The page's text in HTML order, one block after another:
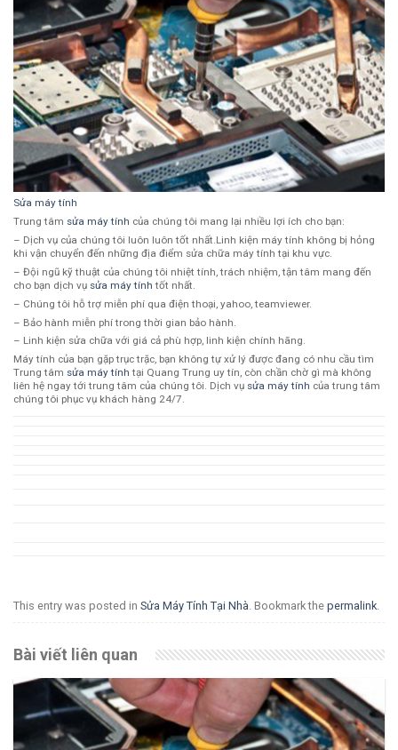
Sửa máy tính
Trung tâm sửa máy tính của chúng tôi mang lại nhiều lợi ích cho bạn:
– Dịch vụ của chúng tôi luôn luôn tốt nhất.Linh kiện máy tính không bị hỏng
khi vận chuyển đến những địa điểm sửa chữa máy tính tại khu vực.
– Đội ngũ kỹ thuật của chúng tôi nhiệt tính, trách nhiệm, tận tâm mang đến
cho bạn dịch vụ sửa máy tính tốt nhất.
– Chúng tôi hỗ trợ miễn phí qua điện thoại, yahoo, teamviewer.
– Bảo hành miễn phí trong thời gian bảo hành.
– Linh kiện sửa chữa với giá cả phù hợp, linh kiện chính hãng.
Máy tính của bạn gặp trục trặc, bạn không tự xử lý được đang có nhu cầu tìm
Trung tâm sửa máy tính tại Quang Trung uy tín, còn chần chờ gì mà không
liên hệ ngay tới trung tâm của chúng tôi. Dịch vụ sửa máy tính của trung tâm
chúng tôi phục vụ khách hàng 24/7.
This entry was posted in Sửa Máy Tính Tại Nhà. Bookmark the permalink.
Bài viết liên quan